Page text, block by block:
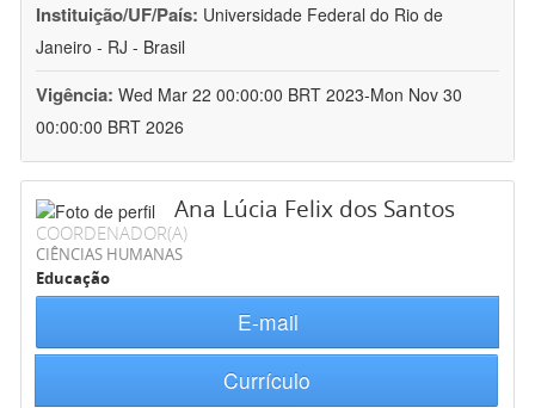
Instituição/UF/País: Universidade Federal do Rio de
Janeiro - RJ - Brasil
Vigência: Wed Mar 22 00:00:00 BRT 2023-Mon Nov 30
00:00:00 BRT 2026
Ana Lúcia Felix dos Santos
COORDENADOR(A)
CIÊNCIAS HUMANAS
Educação
E-mail
Currículo